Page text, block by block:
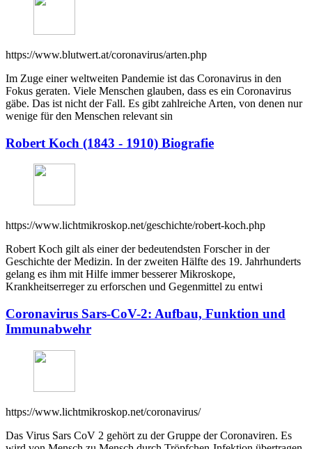
https://www.blutwert.at/coronavirus/arten.php
Im Zuge einer weltweiten Pandemie ist das Coronavirus in den
Fokus geraten. Viele Menschen glauben, dass es ein Coronavirus
gäbe. Das ist nicht der Fall. Es gibt zahlreiche Arten, von denen nur
wenige für den Menschen relevant sin
Robert Koch (1843 - 1910) Biografie
https://www.lichtmikroskop.net/geschichte/robert-koch.php
Robert Koch gilt als einer der bedeutendsten Forscher in der
Geschichte der Medizin. In der zweiten Hälfte des 19. Jahrhunderts
gelang es ihm mit Hilfe immer besserer Mikroskope,
Krankheitserreger zu erforschen und Gegenmittel zu entwi
Coronavirus Sars-CoV-2: Aufbau, Funktion und
Immunabwehr
https://www.lichtmikroskop.net/coronavirus/
Das Virus Sars CoV 2 gehört zu der Gruppe der Coronaviren. Es